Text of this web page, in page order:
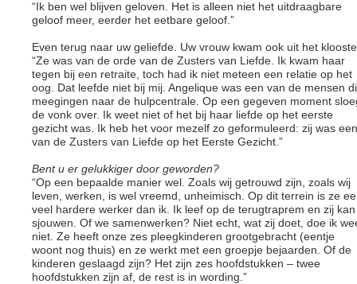
“Ik ben wel blijven geloven. Het is alleen niet het uitdraagbare
geloof meer, eerder het eetbare geloof.”
Even terug naar uw geliefde. Uw vrouw kwam ook uit het
“Ze was van de orde van de Zusters van Liefde. Ik kwam haar
tegen bij een retraite, toch had ik niet meteen een relatie op het
oog. Dat leefde niet bij mij. Angelique was een van de mensen
meegingen naar de hulpcentrale. Op een gegeven moment
de vonk over. Ik weet niet of het bij haar liefde op het eerste
gezicht was. Ik heb het voor mezelf zo geformuleerd: zij was een
van de Zusters van Liefde op het Eerste Gezicht.”
Bent u er gelukkiger door geworden?
“Op een bepaalde manier wel. Zoals wij getrouwd zijn, zoals wij
leven, werken, is wel vreemd, unheimisch. Op dit terrein is ze
veel hardere werker dan ik. Ik leef op de terugtraprem en zij kan
sjouwen. Of we samenwerken? Niet echt, wat zij doet, doe ik
niet. Ze heeft onze zes pleegkinderen grootgebracht (eentje
woont nog thuis) en ze werkt met een groepje bejaarden. Of de
kinderen geslaagd zijn? Het zijn zes hoofdstukken – twee
hoofdstukken zijn af, de rest is in wording.”